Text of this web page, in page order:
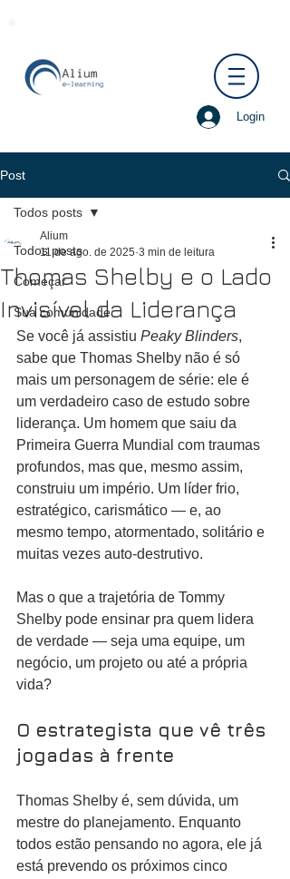
Login
Post
Todos posts
Começar
Sua comunidade
Todos posts
Thomas Shelby e o Lado
Invisível da Liderança
Alium
11 de ago. de 2025 3 min de leitura
Se você já assistiu Peaky Blinders,
sabe que Thomas Shelby não é só
mais um personagem de série: ele é
um verdadeiro caso de estudo sobre
liderança. Um homem que saiu da
Primeira Guerra Mundial com traumas
profundos, mas que, mesmo assim,
construiu um império. Um líder frio,
estratégico, carismático — e, ao
mesmo tempo, atormentado, solitário e
muitas vezes auto-destrutivo.
Mas o que a trajetória de Tommy
Shelby pode ensinar pra quem lidera
de verdade — seja uma equipe, um
negócio, um projeto ou até a própria
vida?
O estrategista que vê três
jogadas à frente
Thomas Shelby é, sem dúvida, um
mestre do planejamento. Enquanto
todos estão pensando no agora, ele já
está prevendo os próximos cinco